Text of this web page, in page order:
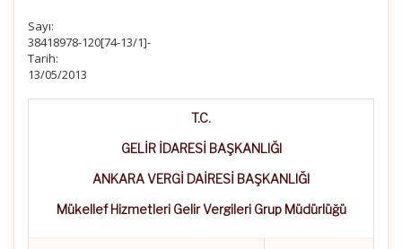
Sayı:
38418978-120[74-13/1]-
Tarih:
13/05/2013
T.C.
GELİR İDARESİ BAŞKANLIĞI
ANKARA VERGİ DAİRESİ BAŞKANLIĞI
Mükellef Hizmetleri Gelir Vergileri Grup Müdürlüğü